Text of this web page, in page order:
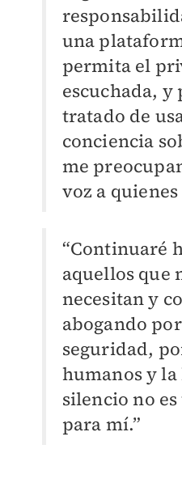
una
permita el
escuchada, y
tratado de
conciencia
me
voz a
“Continuaré
aquellos que
necesitan y
abogando
seguridad,
humanos y
silencio no
para mí.”